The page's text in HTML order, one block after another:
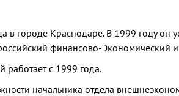
в городе Краснодаре. В 1999 году он
финансово-Экономический
работает с 1999 года.
начальника отдела